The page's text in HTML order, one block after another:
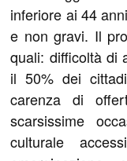
inferiore ai 44
e non gravi. Il
quali: difficoltà di
il 50% dei
carenza di
scarsissime
culturale